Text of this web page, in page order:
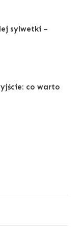
sylwetki –
co warto